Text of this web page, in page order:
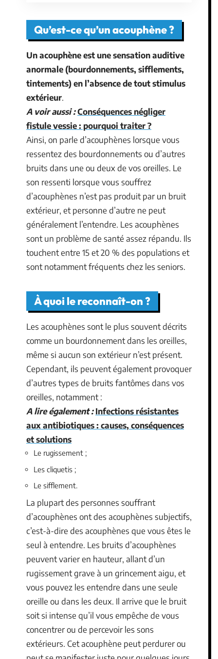
Qu’est-ce qu’un acouphène ?
Un acouphène est une sensation auditive
anormale (bourdonnements, sifflements,
tintements) en l’absence de tout stimulus
extérieur.
A voir aussi :Conséquences négliger
fistule vessie : pourquoi traiter ?
Ainsi, on parle d’acouphènes lorsque vous
ressentez des bourdonnements ou d’autres
bruits dans une ou deux de vos oreilles. Le
son ressenti lorsque vous souffrez
d’acouphènes n’est pas produit par un bruit
extérieur, et personne d’autre ne peut
généralement l’entendre. Les acouphènes
sont un problème de santé assez répandu. Ils
touchent entre 15 et 20 % des populations et
sont notamment fréquents chez les seniors.
À quoi le reconnaît-on ?
Les acouphènes sont le plus souvent décrits
comme un bourdonnement dans les oreilles,
même si aucun son extérieur n’est présent.
Cependant, ils peuvent également provoquer
d’autres types de bruits fantômes dans vos
oreilles, notamment :
A lire également : Infections résistantes
aux antibiotiques : causes, conséquences
et solutions
Le rugissement ;
Les cliquetis ;
Le sifflement.
La plupart des personnes souffrant
d’acouphènes ont des acouphènes subjectifs,
c’est-à-dire des acouphènes que vous êtes le
seul à entendre. Les bruits d’acouphènes
peuvent varier en hauteur, allant d’un
rugissement grave à un grincement aigu, et
vous pouvez les entendre dans une seule
oreille ou dans les deux. Il arrive que le bruit
soit si intense qu’il vous empêche de vous
concentrer ou de percevoir les sons
extérieurs. Cet acouphène peut perdurer ou